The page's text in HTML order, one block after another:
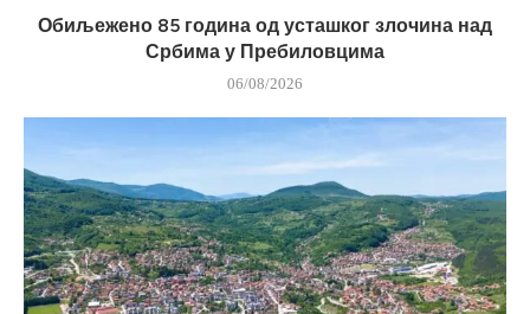
Обиљежено 85 година од усташког злочина над
Србима у Пребиловцима
06/08/2026